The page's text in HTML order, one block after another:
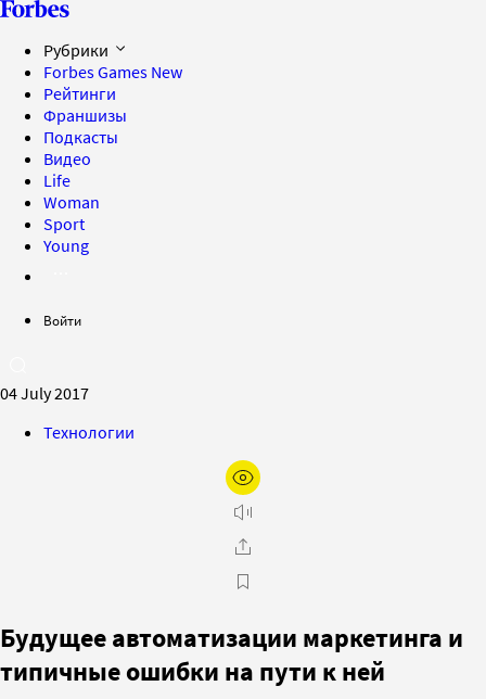
Рубрики
Forbes Games New
Рейтинги
Франшизы
Подкасты
Видео
Life
Woman
Sport
Young
Войти
04 July 2017
Технологии
Будущее автоматизации маркетинга и
типичные ошибки на пути к ней